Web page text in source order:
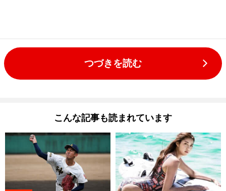
つづきを読む
こんな記事も読まれています